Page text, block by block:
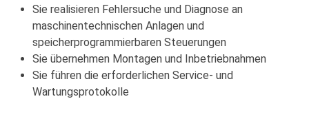
Sie realisieren Fehlersuche und Diagnose an
maschinentechnischen Anlagen und
speicherprogrammierbaren Steuerungen
Sie übernehmen Montagen und Inbetriebnahmen
Sie führen die erforderlichen Service- und
Wartungsprotokolle